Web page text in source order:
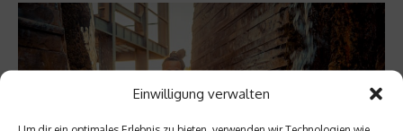
Einwilligung verwalten